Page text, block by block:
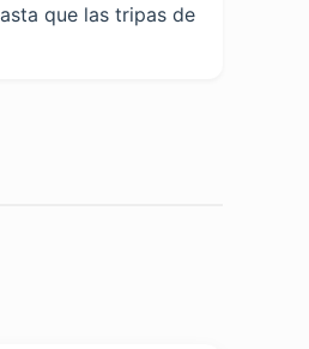
que las tripas de